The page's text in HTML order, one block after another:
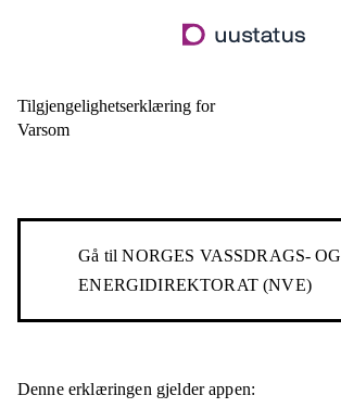
til
Tilgjengelighetserklæring for
Varsom
Gå tilNORGES VASSDRAGS- OG
ENERGIDIREKTORAT (NVE)
Denne erklæringen gjelder appen: